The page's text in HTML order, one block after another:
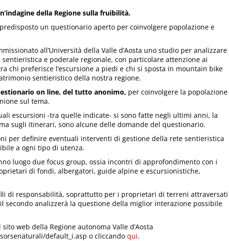
della Regione sulla fruibilità.
un questionario aperto per coinvolgere popolazione e
all’Università della Valle d’Aosta uno studio per analizzare
e poderale regionale, con particolare attenzione ai
chi preferisce l’escursione a piedi e chi si sposta in mountain bike
sentieristico della nostra regione.
on line, del tutto anonimo, per coinvolgere la popolazione
sul tema.
escursioni -tra quelle indicate- si sono fatte negli ultimi anni, la
sugli itinerari, sono alcune delle domande del questionario.
per definire eventuali interventi di gestione della rete sentieristica
a ogni tipo di utenza.
luogo due focus group, ossia incontri di approfondimento con i
di fondi, albergatori, guide alpine e escursionistiche,
di responsabilità, soprattutto per i proprietari di terreni attraversati
secondo analizzerà la questione della miglior interazione possibile
web della Regione autonoma Valle d’Aosta
default_i.asp o cliccando qui.